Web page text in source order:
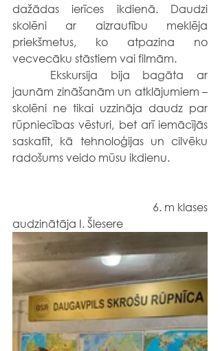
dažādas ierīces ikdienā. Daudzi
skolēni ar aizrautību meklēja
priekšmetus, ko atpazina no
vecvecāku stāstiem vai filmām.
jaunām zināšanām un atklājumiem –
skolēni ne tikai uzzināja daudz par
rūpniecības vēsturi, bet arī iemācījās
saskatīt, kā tehnoloģijas un cilvēku
radošums veido mūsu ikdienu.
6. m klases
audzinātāja I. Šlesere